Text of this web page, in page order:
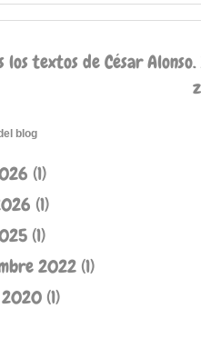
los textos de César
blog
(1)
(1)
(1)
2022 (1)
(1)